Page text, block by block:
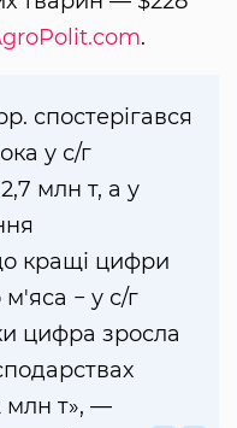
.
спостерігався
у с/г
млн т, а у
кращі цифри
− у с/г
цифра зросла
млн т», —